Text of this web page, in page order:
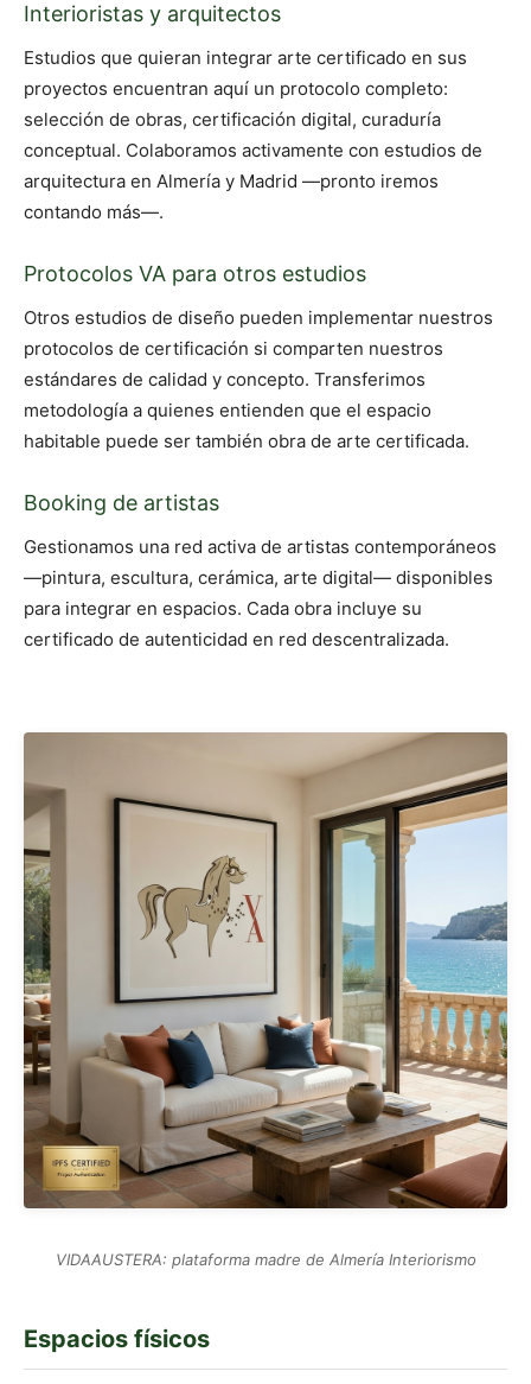
Interioristas y arquitectos
Estudios que quieran integrar arte certificado en sus
proyectos encuentran aquí un protocolo completo:
selección de obras, certificación digital, curaduría
conceptual. Colaboramos activamente con estudios de
arquitectura en Almería y Madrid —pronto iremos
contando más—.
Protocolos VA para otros estudios
Otros estudios de diseño pueden implementar nuestros
protocolos de certificación si comparten nuestros
estándares de calidad y concepto. Transferimos
metodología a quienes entienden que el espacio
habitable puede ser también obra de arte certificada.
Booking de artistas
Gestionamos una red activa de artistas contemporáneos
—pintura, escultura, cerámica, arte digital— disponibles
para integrar en espacios. Cada obra incluye su
certificado de autenticidad en red descentralizada.
VIDAAUSTERA: plataforma madre de Almería Interiorismo
Espacios físicos